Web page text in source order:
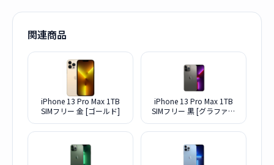
関連商品
iPhone 13 Pro Max 1TB
SIMフリー 金 [ゴールド]
iPhone 13 Pro Max 1TB
SIMフリー 黒 [グラファイ